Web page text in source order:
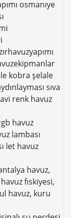
osmanıye
kobra şelale
sıva
renk havuz
havuz
lambası
let havuz
havuz,
fıskiyesi,
havuz, kuru